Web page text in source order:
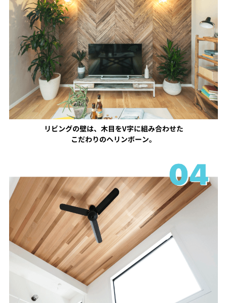
リビングの壁は、木目をV字に組み合わせた
こだわりのヘリンボーン。